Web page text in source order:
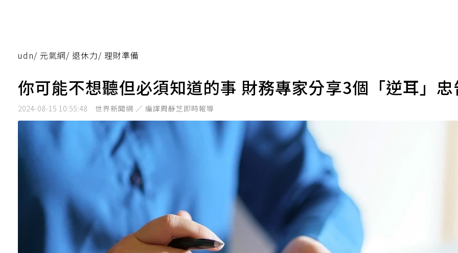
udn/ 元氣網/ 退休力/ 理財準備
你可能不想聽但必須知道的事 財務專家分享3個「逆耳」
2024-08-15 10:55:48 世界新聞網 ／ 編譯周靜芝即時報導